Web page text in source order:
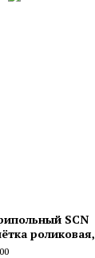
SCN
роликовая,